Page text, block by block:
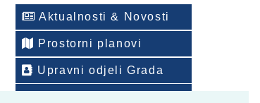
Aktualnosti & Novosti
Prostorni planovi
Upravni odjeli Grada